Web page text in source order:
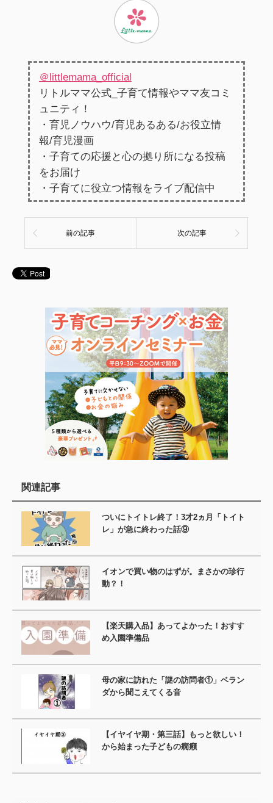
＠littlemama_official
リトルママ公式_子育て情報やママ友コミ
ュニティ！
・育児ノウハウ/育児あるある/お役立情
報/育児漫画
・子育ての応援と心の拠り所になる投稿
をお届け
・子育てに役立つ情報をライブ配信中
前の記事 次の記事
関連記事
ついにトイトレ終了！3才2ヵ月「トイト
レ」が急に終わった話⑨
イオンで買い物のはずが。まさかの珍行
動？！
【楽天購入品】あってよかった！おすす
め入園準備品
母の家に訪れた「謎の訪問者①」ベラン
ダから聞こえてくる音
【イヤイヤ期・第三話】もっと欲しい！
から始まった子どもの癇癪